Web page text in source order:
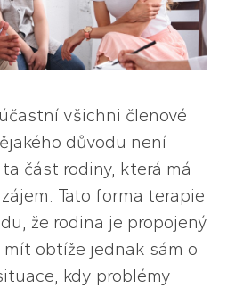
všichni členové
důvodu není
část rodiny, která má
Tato forma terapie
že rodina je propojený
obtíže jednak sám o
kdy problémy